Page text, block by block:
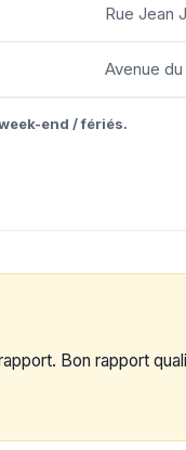
Rue Jean
Avenue
end / fériés.
Bon rapport